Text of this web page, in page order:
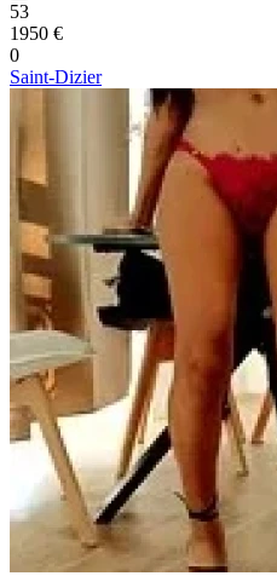
53
1950 €
0
Saint-Dizier